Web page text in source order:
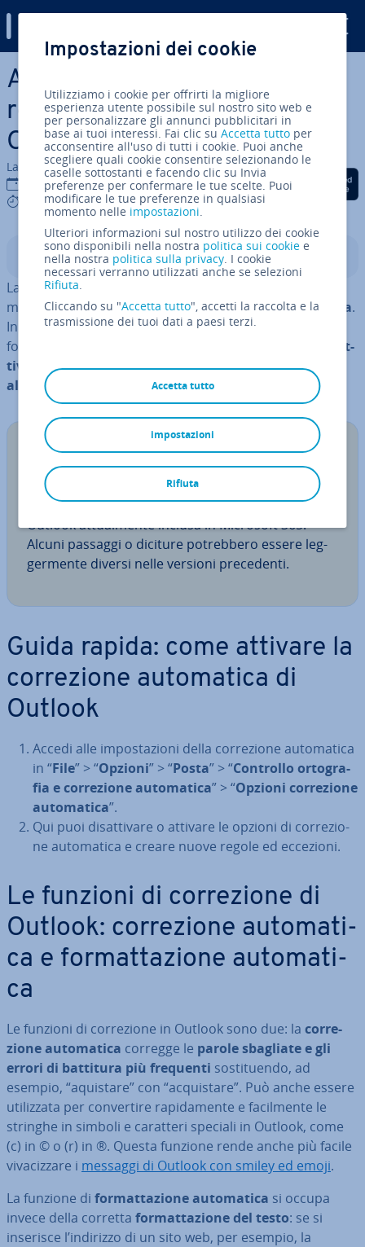
Vai al contenuto prin­ci­pa­le
Attivare e di­sat­ti­va­re la cor­
re­zio­ne au­to­ma­ti­ca di
Outlook
La redazione di IONOS
14 mar 2025
8 mins
Condividi via Facebook
Condividi via Twitter
Condividi via
Indice
La cor­re­zio­ne au­to­ma­ti­ca di Outlook è uno strumento
molto utile in grado dicor­reg­ge­re gli errori di battitura.
In alcuni casi, tuttavia, può rivelarsi fa­sti­dio­sa. Ti
forniamo istru­zio­ni det­ta­glia­te su come
di­sat­
ti­va­re
la cor­re­zio­ne au­to­ma­ti­ca in Outlook eadattarla
alle tue esigenze
N.B.
Le seguenti istru­zio­ni sono valide per Outlook
2021, 2019 e 2016 nonché per la versione di
Outlook at­tual­men­te inclusa in Microsoft 365.
Alcuni passaggi o diciture po­treb­be­ro essere leg­
ger­men­te diversi nelle versioni pre­ce­den­ti.
Guida rapida: come attivare la
cor­re­zio­ne au­to­ma­ti­ca di
Outlook
Accedi alle im­po­sta­zio­ni della cor­re­zio­ne au­to­ma­ti­ca
in “File” > “Opzioni” > “Posta” > “Controllo or­to­gra­
fia e cor­re­zio­ne au­to­ma­ti­ca” > “Opzioni cor­re­zio­ne
au­to­ma­ti­ca”.
Qui puoi di­sat­ti­va­re o attivare le opzioni di cor­re­zio­
ne au­to­ma­ti­ca e creare nuove regole ed eccezioni.
Le funzioni di cor­re­zio­ne di
Outlook: cor­re­zio­ne au­to­ma­ti­
ca e for­mat­ta­zio­ne au­to­ma­ti­
ca
Le funzioni di cor­re­zio­ne in Outlook sono due: la cor­re­
zio­ne au­to­ma­ti­ca corregge le parole sbagliate e gli
errori di battitura più frequenti so­sti­tuen­do, ad
esempio, “aquistare” con “ac­qui­sta­re”. Può anche essere
uti­liz­za­ta per con­ver­ti­re ra­pi­da­men­te e fa­cil­men­te le
stringhe in simboli e caratteri speciali in Outlook, come
(c) in © o (r) in ®. Questa funzione rende anche più facile
vi­va­ciz­za­re i messaggi di Outlook con smiley ed emoji.
La funzione di for­mat­ta­zio­ne au­to­ma­ti­ca si occupa
invece della corretta for­mat­ta­zio­ne del testo: se si
inserisce l’indirizzo di un sito web, per esempio, la
Impostazioni dei cookie
Utilizziamo i cookie per offrirti la migliore
esperienza utente possibile sul nostro sito web e
per personalizzare gli annunci pubblicitari in
base ai tuoi interessi. Fai clic suAccetta tutto per
acconsentire all'uso di tutti i cookie. Puoi anche
scegliere quali cookie consentire selezionando le
caselle sottostanti e facendo clic su Invia
preferenze per confermare le tue scelte. Puoi
modificare le tue preferenze in qualsiasi
momento nelle impostazioni.
Ulteriori informazioni sul nostro utilizzo dei cookie
sono disponibili nella nostra politica sui cookie e
nella nostra politica sulla privacy. I cookie
necessari verranno utilizzati anche se selezioni
Rifiuta.
Cliccando su "Accetta tutto", accetti la raccolta e la
trasmissione dei tuoi dati a paesi terzi.
Accetta tutto
Rifiuta
impostazioni